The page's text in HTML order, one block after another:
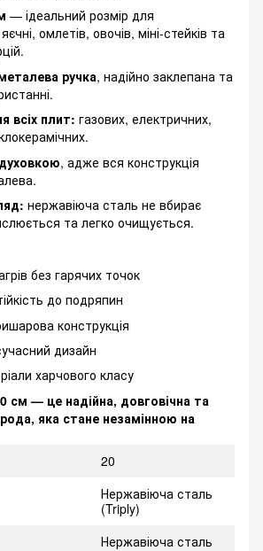
— ідеальний розмір для
омлетів, овочів, міні-стейків та
ручка, надійно заклепана та
всіх плит: газових, електричних,
, адже вся конструкція
нержавіюча сталь не вбирає
та легко очищується.
без гарячих точок
до подряпин
конструкція
дизайн
харчового класу
см — це надійна, довговічна та
яка стане незамінною на
20
Нержавіюча сталь
(Triply)
Нержавіюча сталь